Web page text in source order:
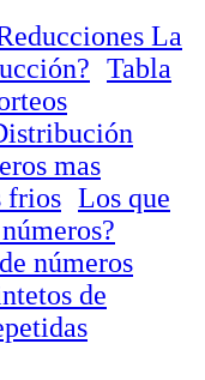
La
Tabla
mas
frios Los que
números
de